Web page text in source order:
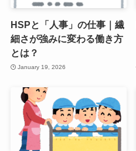
HSPと「人事」の仕事｜繊
細さが強みに変わる働き方
とは？
January 19, 2026